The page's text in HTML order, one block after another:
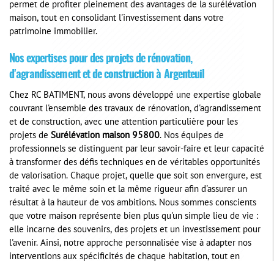
permet de profiter pleinement des avantages de la surélévation
maison, tout en consolidant l'investissement dans votre
patrimoine immobilier.
Nos expertises pour des projets de rénovation,
d'agrandissement et de construction à Argenteuil
Chez RC BATIMENT, nous avons développé une expertise globale
couvrant l'ensemble des travaux de rénovation, d'agrandissement
et de construction, avec une attention particulière pour les
projets de Surélévation maison 95800. Nos équipes de
professionnels se distinguent par leur savoir-faire et leur capacité
à transformer des défis techniques en de véritables opportunités
de valorisation. Chaque projet, quelle que soit son envergure, est
traité avec le même soin et la même rigueur afin d'assurer un
résultat à la hauteur de vos ambitions. Nous sommes conscients
que votre maison représente bien plus qu'un simple lieu de vie :
elle incarne des souvenirs, des projets et un investissement pour
l'avenir. Ainsi, notre approche personnalisée vise à adapter nos
interventions aux spécificités de chaque habitation, tout en